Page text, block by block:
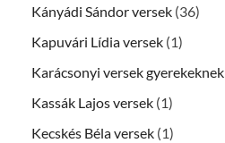
Kányádi Sándor versek (36)
Kapuvári Lídia versek (1)
Karácsonyi versek gyerekeknek
Kassák Lajos versek (1)
Kecskés Béla versek (1)